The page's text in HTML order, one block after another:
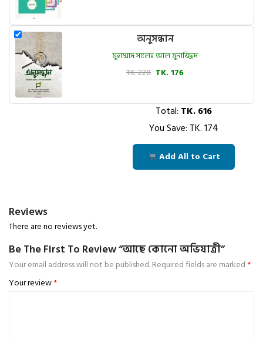
অনুসন্ধান
মুহাম্মাদ সালেহ আল মুনাজ্জিদ
TK. 220 TK. 176
Total: TK.616
You Save: TK.174
Add All to Cart
Reviews
There are no reviews yet.
Be The First To Review “আছে কোনো অভিযাত্রী”
Your email address will not be published.Required fields are marked *
Your review*